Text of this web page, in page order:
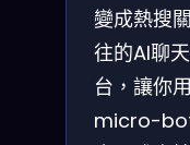
變成熱搜
往的AI聊
台，讓你
micro-